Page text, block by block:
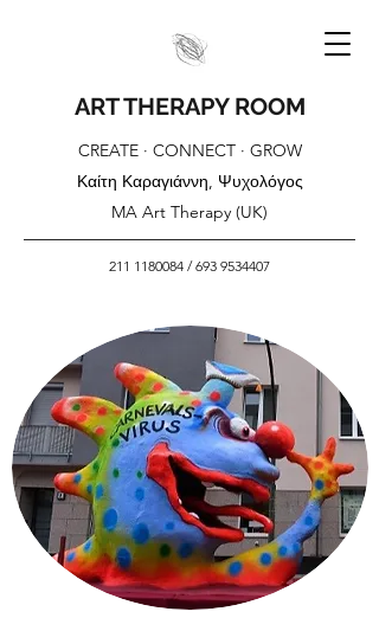
ART THERAPY ROOM
CREATE · CONNECT · GROW
Καίτη Καραγιάννη, Ψυχολόγος
MA Art Therapy (UK)
211 1180084 /693 9534407